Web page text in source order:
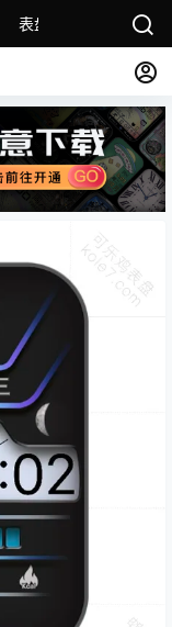
表盘精选 名表故事